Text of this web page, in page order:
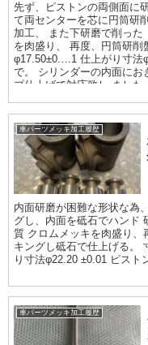
先ず、ピストンの両側面に
て両センターを芯に円筒研
加工、 また下研磨で削った
を肉盛り、 再度、円筒研
φ17.50±0.…1 仕上がり寸法
で。 シリンダーの内面にお
プ仕上げで対応致し ました。
車パーツメッキ加工履歴
内面研磨が困難な形状な為
グし、内面を砥石でハンド
質 クロムメッキを肉盛り、
キングし砥石で仕上げる。
り寸法φ22.20 ±0.01 ピスト
車パーツメッキ加工履歴